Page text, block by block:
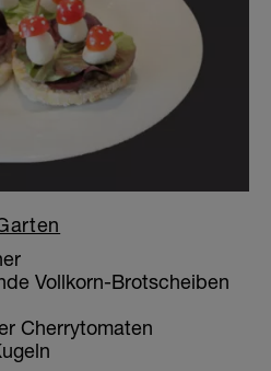
Vollkorn-Brotscheiben
Cherrytomaten